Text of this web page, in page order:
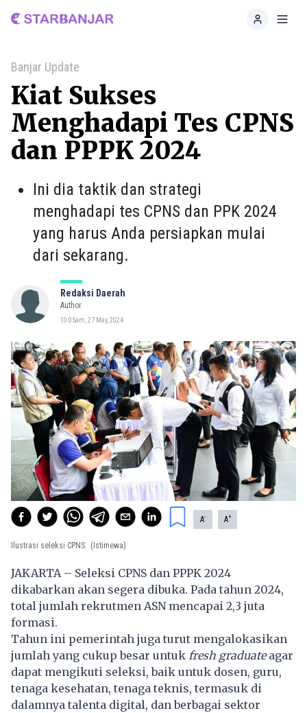
Home
Banjar Update
Kiat Sukses
Menghadapi Tes CPNS
dan PPPK 2024
Ini dia taktik dan strategi
menghadapi tes CPNS dan PPK 2024
yang harus Anda persiapkan mulai
dari sekarang.
Redaksi Daerah
Author
10:05am, 27 May, 2024
A- A+
Ilustrasi seleksi CPNS. (Istimewa)
JAKARTA – Seleksi CPNS dan PPPK 2024
dikabarkan akan segera dibuka. Pada tahun 2024,
total jumlah rekrutmen ASN mencapai 2,3 juta
formasi.
Tahun ini pemerintah juga turut mengalokasikan
jumlah yang cukup besar untuk fresh graduateagar
dapat mengikuti seleksi, baik untuk dosen, guru,
tenaga kesehatan, tenaga teknis, termasuk di
dalamnya talenta digital, dan berbagai sektor